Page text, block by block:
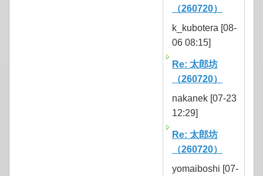
（260720）
k_kubotera [08-
06 08:15]
Re: 太郎坊
（260720）
nakanek [07-23
12:29]
Re: 太郎坊
（260720）
yomaiboshi [07-